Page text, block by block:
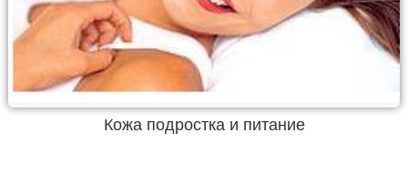
Кожа подростка и питание